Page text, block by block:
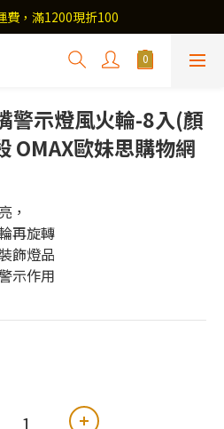
費，滿1200現折100
警示燈風火輪-8入(顏
OMAX歐妹思購物網
，
再旋轉
飾燈品
示作用